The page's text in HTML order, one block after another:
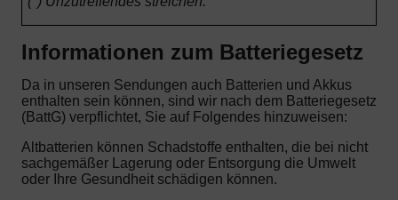
Informationen zum Batteriegesetz
Da in unseren Sendungen auch Batterien und Akkus
enthalten sein können, sind wir nach dem Batteriegesetz
(BattG) verpflichtet, Sie auf Folgendes hinzuweisen:
Altbatterien können Schadstoffe enthalten, die bei nicht
sachgemäßer Lagerung oder Entsorgung die Umwelt
oder Ihre Gesundheit schädigen können.